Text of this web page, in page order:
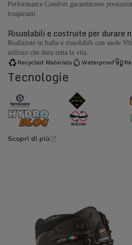
Performance Comfort garantiscono
traspiranti.
Risuolabili e costruite per durare
Realizzate in Italia e risuolabili con suole
utilizzo che dura tutta la vita.
Recycled Materials Waterproof
Tecnologie
Scopri di più